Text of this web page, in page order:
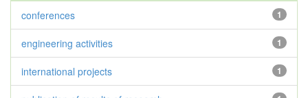
1
conferences
1
engineering activities
1
international projects